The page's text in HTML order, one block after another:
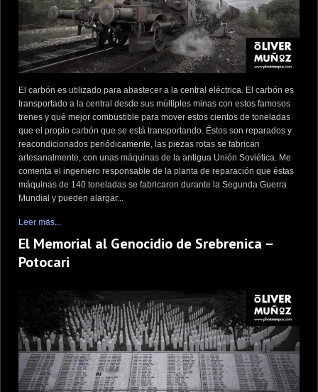
El carbón es utilizado para abastecer a la central eléctrica. El carbón es
transportado a la central desde sus múltiples minas con estos famosos
trenes y qué mejor combustible para mover estos cientos de toneladas
que el propio carbón que se está transportando. Éstos son reparados y
reacondicionados periódicamente, las piezas rotas se fabrican
artesanalmente, con unas máquinas de la antigua Unión Soviética. Me
comenta el ingeniero responsable de la planta de reparación que éstas
máquinas de 140 toneladas se fabricaron durante la Segunda Guerra
Mundial y pueden alargar...
Leer más...
El Memorial al Genocidio de Srebrenica –
Potocari